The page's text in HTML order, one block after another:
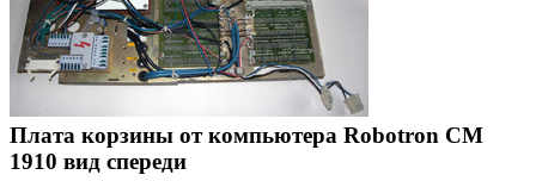
Плата корзины от компьютера Robotron CM
1910 вид спереди